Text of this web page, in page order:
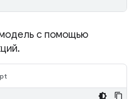
с помощью
.